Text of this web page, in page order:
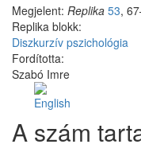
Megjelent: Replika 53,
Replika blokk:
Diszkurzív pszichológia
Fordította:
Szabó Imre
Likeon
A szám